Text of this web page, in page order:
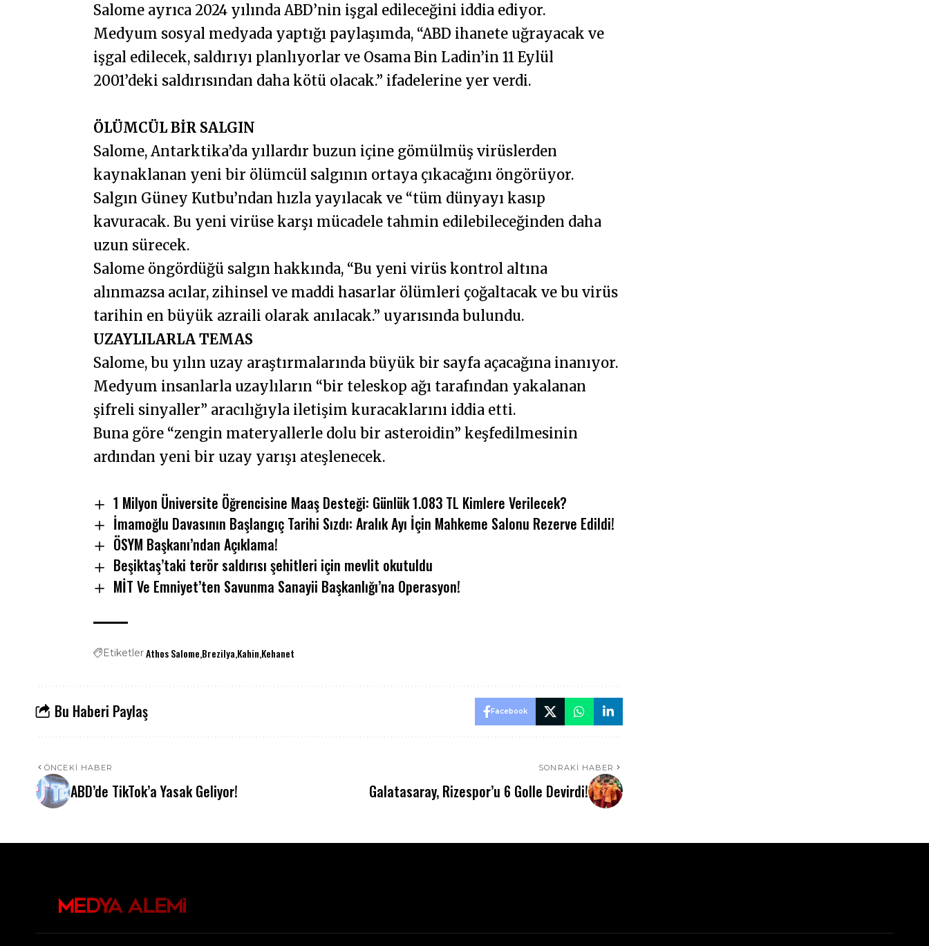
Salome ayrıca 2024 yılında ABD’nin işgal edileceğini iddia ediyor.
Medyum sosyal medyada yaptığı paylaşımda, “ABD ihanete uğrayacak ve
işgal edilecek, saldırıyı planlıyorlar ve Osama Bin Ladin’in 11 Eylül
2001’deki saldırısından daha kötü olacak.” ifadelerine yer verdi.
ÖLÜMCÜL BİR SALGIN
Salome, Antarktika’da yıllardır buzun içine gömülmüş virüslerden
kaynaklanan yeni bir ölümcül salgının ortaya çıkacağını öngörüyor.
Salgın Güney Kutbu’ndan hızla yayılacak ve “tüm dünyayı kasıp
kavuracak. Bu yeni virüse karşı mücadele tahmin edilebileceğinden daha
uzun sürecek.
Salome öngördüğü salgın hakkında, “Bu yeni virüs kontrol altına
alınmazsa acılar, zihinsel ve maddi hasarlar ölümleri çoğaltacak ve bu virüs
tarihin en büyük azraili olarak anılacak.” uyarısında bulundu.
UZAYLILARLA TEMAS
Salome, bu yılın uzay araştırmalarında büyük bir sayfa açacağına inanıyor.
Medyum insanlarla uzaylıların “bir teleskop ağı tarafından yakalanan
şifreli sinyaller” aracılığıyla iletişim kuracaklarını iddia etti.
Buna göre “zengin materyallerle dolu bir asteroidin” keşfedilmesinin
ardından yeni bir uzay yarışı ateşlenecek.
1 Milyon Üniversite Öğrencisine Maaş Desteği: Günlük 1.083 TL Kimlere Verilecek?
İmamoğlu Davasının Başlangıç Tarihi Sızdı: Aralık Ayı İçin Mahkeme Salonu Rezerve Edildi!
ÖSYM Başkanı’ndan Açıklama!
Beşiktaş’taki terör saldırısı şehitleri için mevlit okutuldu
MİT Ve Emniyet’ten Savunma Sanayii Başkanlığı’na Operasyon!
EtiketlerAthos Salome Brezilya Kahin Kehanet
Bu Haberi Paylaş Facebook
ÖNCEKI HABER
ABD’de TikTok’a Yasak Geliyor!
SONRAKI HABER
Galatasaray, Rizespor’u 6 Golle Devirdi!